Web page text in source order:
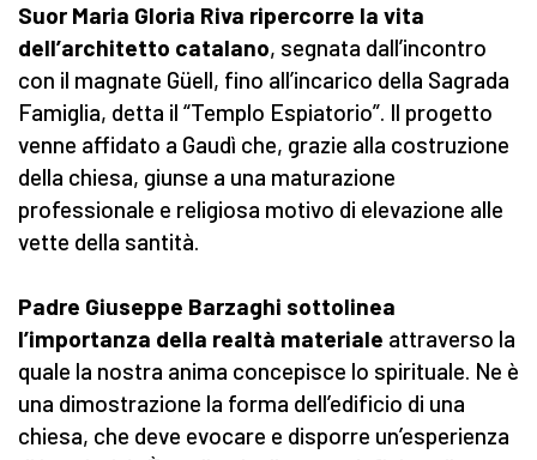
Suor Maria Gloria Riva ripercorre la vita
dell’architetto catalano, segnata dall’incontro
con il magnate Güell, fino all’incarico della Sagrada
Famiglia, detta il “Templo Espiatorio”. Il progetto
venne affidato a Gaudì che, grazie alla costruzione
della chiesa, giunse a una maturazione
professionale e religiosa motivo di elevazione alle
vette della santità.
Padre Giuseppe Barzaghi sottolinea
l’importanza della realtà materiale attraverso la
quale la nostra anima concepisce lo spirituale. Ne è
una dimostrazione la forma dell’edificio di una
chiesa, che deve evocare e disporre un’esperienza